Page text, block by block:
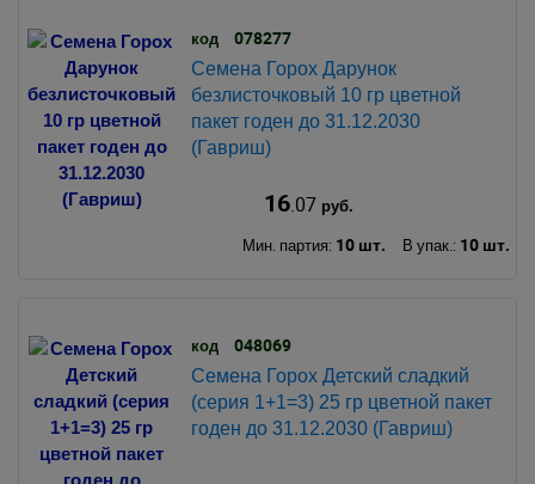
код 078277
Семена Горох Дарунок
безлисточковый 10 гр цветной
пакет годен до 31.12.2030
(Гавриш)
16.07 руб.
Мин. партия: 10 шт. В упак.: 10 шт.
код 048069
Семена Горох Детский сладкий
(серия 1+1=3) 25 гр цветной пакет
годен до 31.12.2030 (Гавриш)